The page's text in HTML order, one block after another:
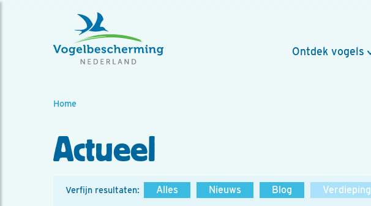
Ontdek vogels
Home
Actueel
Verfijn resultaten: Alles Nieuws Blog Verdieping